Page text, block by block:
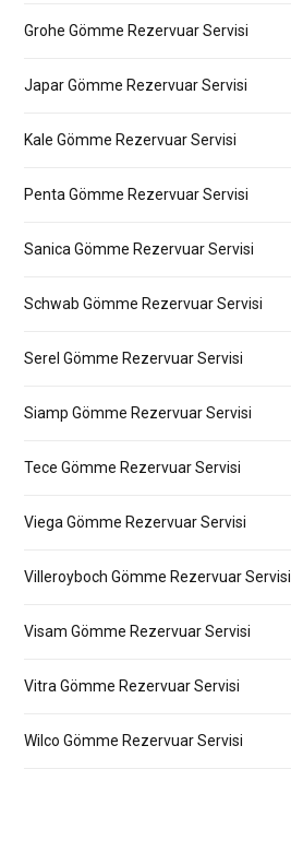
Grohe Gömme Rezervuar Servisi
Japar Gömme Rezervuar Servisi
Kale Gömme Rezervuar Servisi
Penta Gömme Rezervuar Servisi
Sanica Gömme Rezervuar Servisi
Schwab Gömme Rezervuar Servisi
Serel Gömme Rezervuar Servisi
Siamp Gömme Rezervuar Servisi
Tece Gömme Rezervuar Servisi
Viega Gömme Rezervuar Servisi
Villeroyboch Gömme Rezervuar Servisi
Visam Gömme Rezervuar Servisi
Vitra Gömme Rezervuar Servisi
Wilco Gömme Rezervuar Servisi